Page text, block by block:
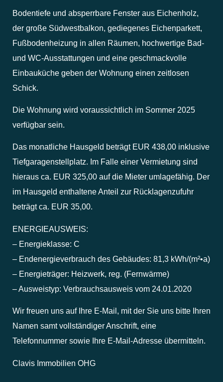
Bodentiefe und absperrbare Fenster aus Eichenholz,
der große Südwestbalkon, gediegenes Eichenparkett,
Fußbodenheizung in allen Räumen, hochwertige Bad-
und WC-Ausstattungen und eine geschmackvolle
Einbauküche geben der Wohnung einen zeitlosen
Schick.
Die Wohnung wird voraussichtlich im Sommer 2025
verfügbar sein.
Das monatliche Hausgeld beträgt EUR 438,00 inklusive
Tiefgaragenstellplatz. Im Falle einer Vermietung sind
hieraus ca. EUR 325,00 auf die Mieter umlagefähig. Der
im Hausgeld enthaltene Anteil zur Rücklagenzufuhr
beträgt ca. EUR 35,00.
ENERGIEAUSWEIS:
– Energieklasse: C
– Endenergieverbrauch des Gebäudes: 81,3 kWh/(m²•a)
– Energieträger: Heizwerk, reg. (Fernwärme)
– Ausweistyp: Verbrauchsausweis vom 24.01.2020
Wir freuen uns auf Ihre E-Mail, mit der Sie uns bitte Ihren
Namen samt vollständiger Anschrift, eine
Telefonnummer sowie Ihre E-Mail-Adresse übermitteln.
Clavis Immobilien OHG